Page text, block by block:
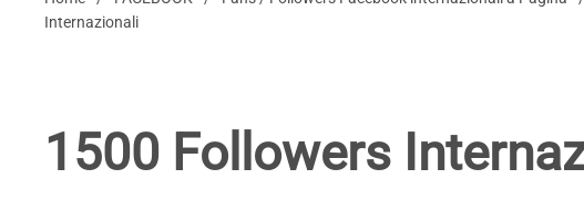
Internazionali
1500 Followers